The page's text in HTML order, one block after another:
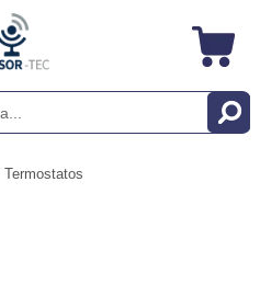
Termostatos